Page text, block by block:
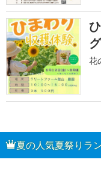
花
夏の人気夏祭りラ